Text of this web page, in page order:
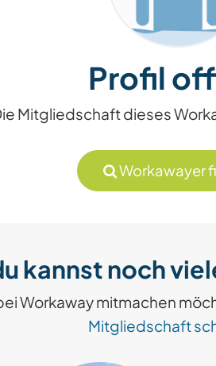
Profil
Mitgliedschaft dieses
Workawayer
kannst noch
Workaway mitmachen
Mitgliedschaft